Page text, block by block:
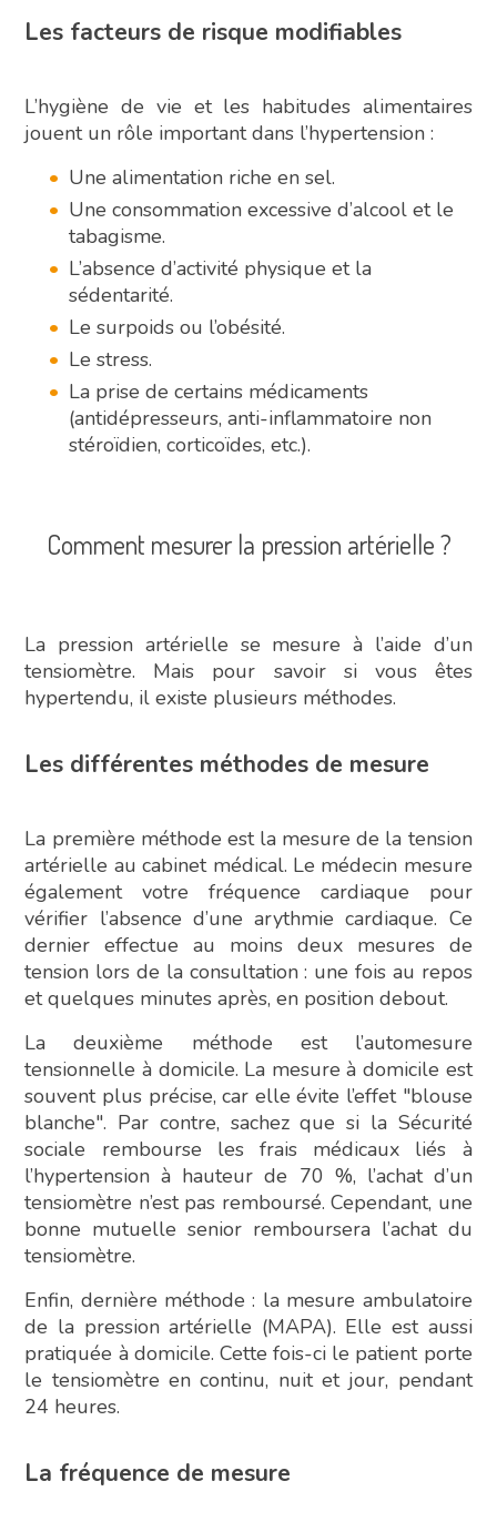
Les facteurs de risque modifiables
L’hygiène de vie et les habitudes alimentaires
jouent un rôle important dans l’hypertension :
Une alimentation riche en sel.
Une consommation excessive d’alcool et le
tabagisme.
L’absence d’activité physique et la
sédentarité.
Le surpoids ou l’obésité.
Le stress.
La prise de certains médicaments
(antidépresseurs, anti-inflammatoire non
stéroïdien, corticoïdes, etc.).
Comment mesurer la pression artérielle ?
La pression artérielle se mesure à l’aide d’un
tensiomètre. Mais pour savoir si vous êtes
hypertendu, il existe plusieurs méthodes.
Les différentes méthodes de mesure
La première méthode est la mesure de la tension
artérielle au cabinet médical. Le médecin mesure
également votre fréquence cardiaque pour
vérifier l’absence d’une arythmie cardiaque. Ce
dernier effectue au moins deux mesures de
tension lors de la consultation : une fois au repos
et quelques minutes après, en position debout.
La deuxième méthode est l’automesure
tensionnelle à domicile. La mesure à domicile est
souvent plus précise, car elle évite l’effet "blouse
blanche". Par contre, sachez que si la Sécurité
sociale rembourse les frais médicaux liés à
l’hypertension à hauteur de 70 %, l’achat d’un
tensiomètre n’est pas remboursé. Cependant, une
bonne mutuelle senior remboursera l’achat du
tensiomètre.
Enfin, dernière méthode : la mesure ambulatoire
de la pression artérielle (MAPA). Elle est aussi
pratiquée à domicile. Cette fois-ci le patient porte
le tensiomètre en continu, nuit et jour, pendant
24 heures.
La fréquence de mesure